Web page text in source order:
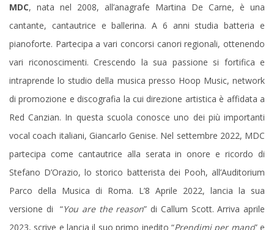
MDC, nata nel 2008, all’anagrafe Martina De Carne, è una
cantante, cantautrice e ballerina. A 6 anni studia batteria e
pianoforte. Partecipa a vari concorsi canori regionali, ottenendo
vari riconoscimenti. Crescendo la sua passione si fortifica e
intraprende lo studio della musica presso Hoop Music, network
di promozione e discografia la cui direzione artistica è affidata a
Red Canzian. In questa scuola conosce uno dei più importanti
vocal coach italiani, Giancarlo Genise. Nel settembre 2022, MDC
partecipa come cantautrice alla serata in onore e ricordo di
Stefano D’Orazio, lo storico batterista dei Pooh, all’Auditorium
Parco della Musica di Roma. L’8 Aprile 2022, lancia la sua
versione di “You are the reason” di Callum Scott. Arriva aprile
2023, scrive e lancia il suo primo inedito “Prendimi per mano” e